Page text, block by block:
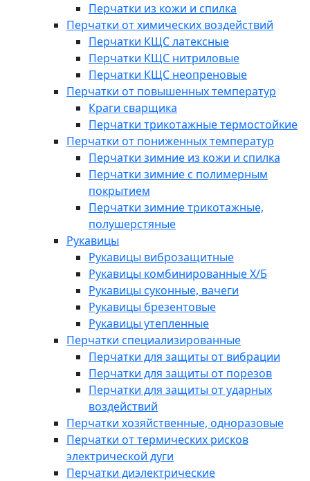
Перчатки из кожи и спилка
Перчатки от химических воздействий
Перчатки КЩС латексные
Перчатки КЩС нитриловые
Перчатки КЩС неопреновые
Перчатки от повышенных температур
Краги сварщика
Перчатки трикотажные термостойкие
Перчатки от пониженных температур
Перчатки зимние из кожи и спилка
Перчатки зимние с полимерным
покрытием
Перчатки зимние трикотажные,
полушерстяные
Рукавицы
Рукавицы виброзащитные
Рукавицы комбинированные Х/Б
Рукавицы суконные, вачеги
Рукавицы брезентовые
Рукавицы утепленные
Перчатки специализированные
Перчатки для защиты от вибрации
Перчатки для защиты от порезов
Перчатки для защиты от ударных
воздействий
Перчатки хозяйственные, одноразовые
Перчатки от термических рисков
электрической дуги
Перчатки диэлектрические